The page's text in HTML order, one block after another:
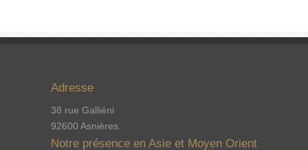
Adresse
38 rue Galliéni
92600 Asnières.
Notre présence en Asie et Moyen Orient